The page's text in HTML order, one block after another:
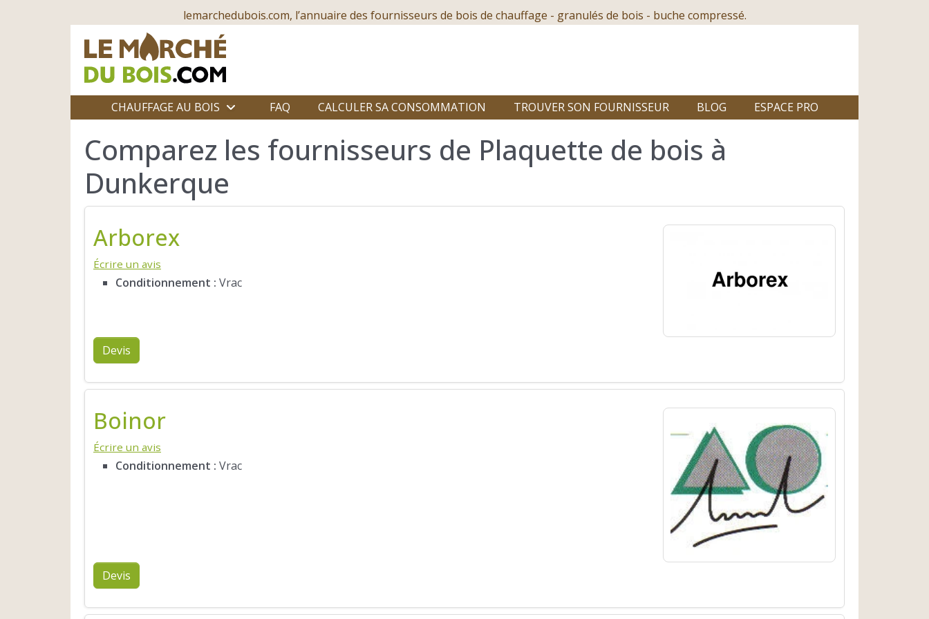
lemarchedubois.com, l’annuaire des fournisseurs de bois de chauffage - granulés de bois - buche compressé.
CHAUFFAGE AU BOIS FAQ CALCULER SA CONSOMMATION TROUVER SON FOURNISSEUR BLOG ESPACE PRO
Comparez les fournisseurs de Plaquette de bois à
Dunkerque
Arborex
Écrire un avis
Conditionnement : Vrac
Devis
Boinor
Écrire un avis
Conditionnement : Vrac
Devis